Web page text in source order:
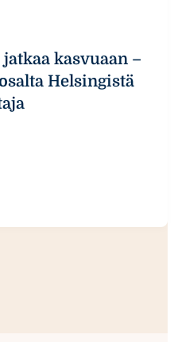
kasvuaan –
Helsingistä